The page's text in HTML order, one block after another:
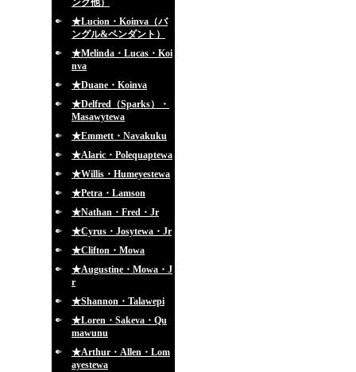
ング他）
★Lucion・Koinva（バ
ングル&ペンダント）
★Melinda・Lucas・Koi
nva
★Duane・Koinva
★Delfred（Sparks）・
Masawytewa
★Emmett・Navakuku
★Alaric・Polequaptewa
★Willis・Humeyestewa
★Petra・Lamson
★Nathan・Fred・Jr
★Cyrus・Josytewa・Jr
★Clifton・Mowa
★Augustine・Mowa・J
r
★Shannon・Talawepi
★Loren・Sakeva・Qu
mawunu
★Arthur・Allen・Lom
ayestewa